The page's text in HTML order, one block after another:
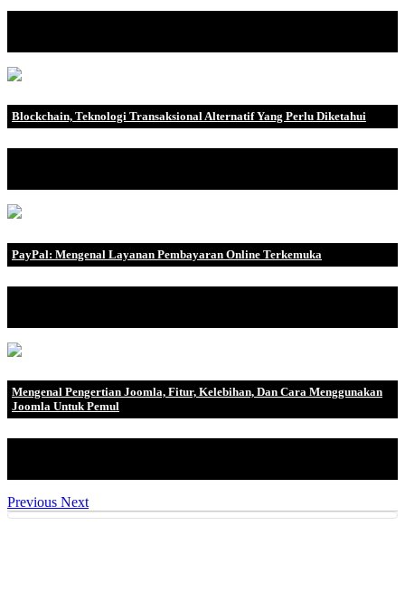
Blockchain, Teknologi Transaksional Alternatif Yang Perlu Diketahui
PayPal: Mengenal Layanan Pembayaran Online Terkemuka
Mengenal Pengertian Joomla, Fitur, Kelebihan, Dan Cara Menggunakan
Joomla Untuk Pemul
Previous Next